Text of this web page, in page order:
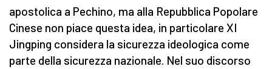
apostolica a Pechino, ma alla Repubblica Popolare
Cinese non piace questa idea, in particolare XI
Jingping considera la sicurezza ideologica come
parte della sicurezza nazionale. Nel suo discorso